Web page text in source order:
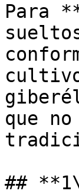
Para
que
##